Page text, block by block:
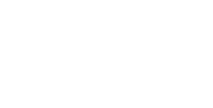
системах